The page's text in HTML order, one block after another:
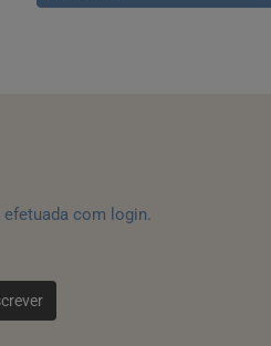
efetuada com login.